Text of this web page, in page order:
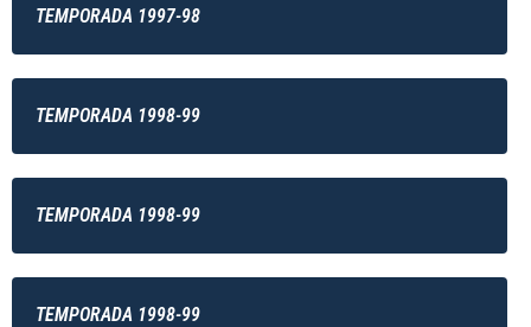
TEMPORADA 1997-98
TEMPORADA 1998-99
TEMPORADA 1998-99
TEMPORADA 1998-99